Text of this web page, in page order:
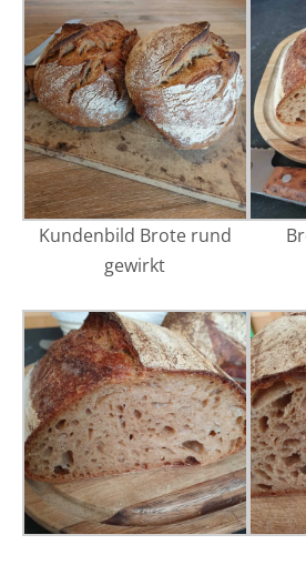
Kundenbild Brote rund
gewirkt